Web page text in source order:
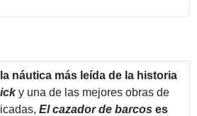
náutica más leída de la historia
y una de las mejores obras de
El cazador de barcos es